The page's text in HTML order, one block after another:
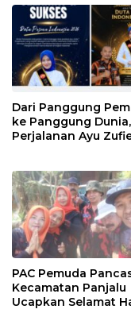
Dari Panggung
ke Panggung Dunia,
Perjalanan Ayu
Pesona Indonesia
PAC Pemuda
Kecamatan Panjalu
Ucapkan Selamat